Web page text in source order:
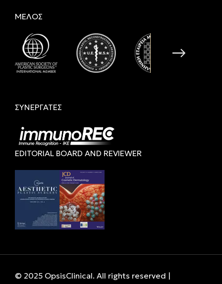
ΜΕΛΟΣ
ΣΥΝΕΡΓΑΤΕΣ
EDITORIAL BOARD AND REVIEWER
© 2025 OpsisClinical. All rights reserved |